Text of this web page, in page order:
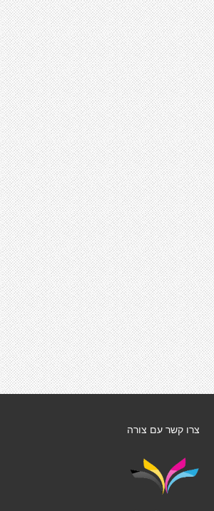
צרו קשר עם צורה